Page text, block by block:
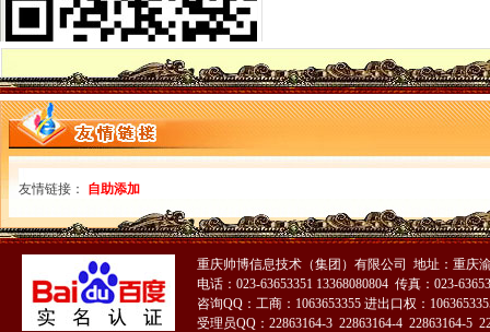
单衍华副局重庆海关注册登记长对今年机关建工作提出要求
重庆市重庆海关注册登记行政指导专题调研座谈会在市工商局召开
市海关报关登记证书工商局积帮助在渝日资企业渡难关
市工商局积索农村金融试点，大力助推“两翼”海关报关注册登记证书农户万元增
江津区召开微型企业协会成立大会
九龙坡局重庆海关注册登记采取措施开展击盗版工具书专项行动
市海关报关注册登记证书局联合花旗银行召开政银企融资对接会 助推重庆经济
全市重庆海关注册登记外商投资企业三月份登记注册信息
市海关报关注册登记证书局突出六大重点力推进全市非公经济组织建工作
市直机关“人民好公仆”海关报关登记证书教育实践活动推进会在市局召开
消委会圆满协调解决21位消费者的重庆海关注册群体投诉
奉节县微型企业协会成立
酉局重庆海关注册三措并举加房地产广告管理
友情链接： 自助添加
重庆帅博信息技术（集团）有限公司 地址：重庆
电话：023-63653351 13368080804 传真：023-
咨询QQ：工商：1063653355 进出口权：
受理员QQ：22863164-3 22863164-4 22863164-5